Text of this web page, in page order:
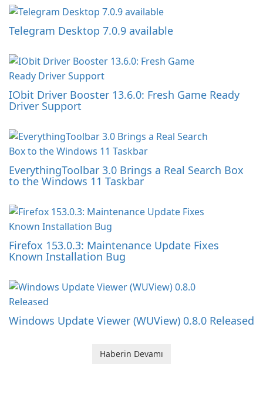
Telegram Desktop 7.0.9 available
IObit Driver Booster 13.6.0: Fresh Game Ready
Driver Support
EverythingToolbar 3.0 Brings a Real Search Box
to the Windows 11 Taskbar
Firefox 153.0.3: Maintenance Update Fixes
Known Installation Bug
Windows Update Viewer (WUView) 0.8.0 Released
Haberin Devamı